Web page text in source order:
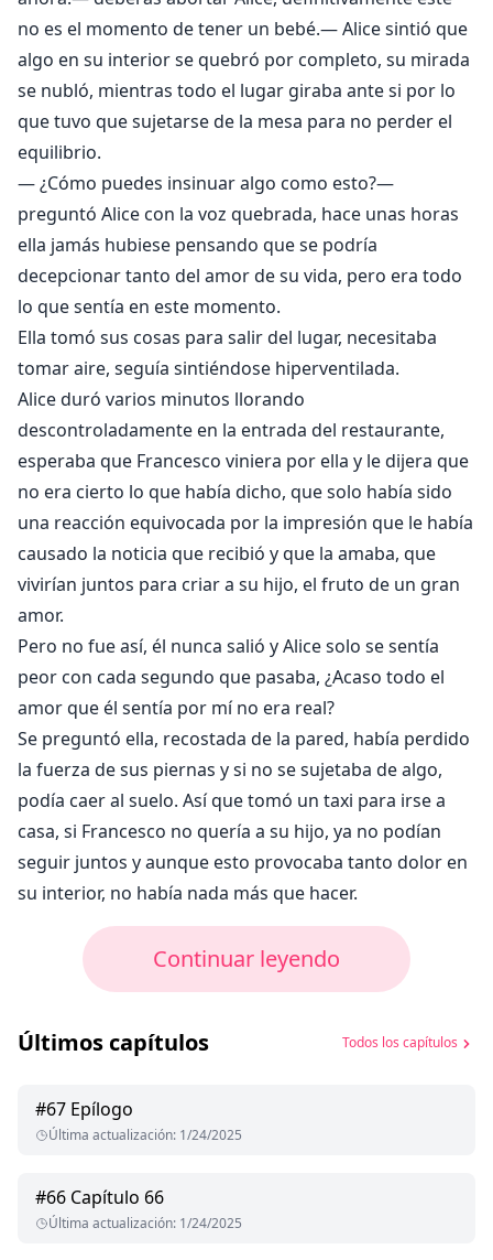
no es el momento de tener un bebé.— Alice sintió que
algo en su interior se quebró por completo, su mirada
se nubló, mientras todo el lugar giraba ante si por lo
que tuvo que sujetarse de la mesa para no perder el
equilibrio.
— ¿Cómo puedes insinuar algo como esto?—
preguntó Alice con la voz quebrada, hace unas horas
ella jamás hubiese pensando que se podría
decepcionar tanto del amor de su vida, pero era todo
lo que sentía en este momento.
Ella tomó sus cosas para salir del lugar, necesitaba
tomar aire, seguía sintiéndose hiperventilada.
Alice duró varios minutos llorando
descontroladamente en la entrada del restaurante,
esperaba que Francesco viniera por ella y le dijera que
no era cierto lo que había dicho, que solo había sido
una reacción equivocada por la impresión que le había
causado la noticia que recibió y que la amaba, que
vivirían juntos para criar a su hijo, el fruto de un gran
amor.
Pero no fue así, él nunca salió y Alice solo se sentía
peor con cada segundo que pasaba, ¿Acaso todo el
amor que él sentía por mí no era real?
Se preguntó ella, recostada de la pared, había perdido
la fuerza de sus piernas y si no se sujetaba de algo,
podía caer al suelo. Así que tomó un taxi para irse a
casa, si Francesco no quería a su hijo, ya no podían
seguir juntos y aunque esto provocaba tanto dolor en
su interior, no había nada más que hacer.
Continuar leyendo
Últimos capítulos Todos los capítulos
#67 Epílogo
Última actualización: 1/24/2025
#66 Capítulo 66
Última actualización: 1/24/2025